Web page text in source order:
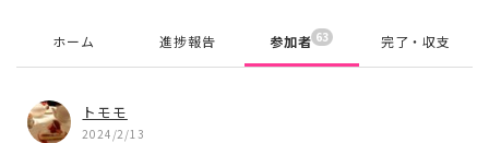
ホーム 進捗報告 参加者 63 完了・収支
トモモ
2024/2/13